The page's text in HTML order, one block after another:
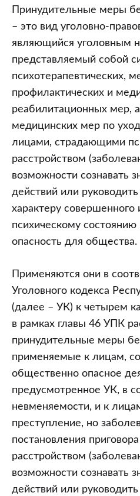
безопасности
лечения”
Уголовно-
процессуального
кодекса
Республики
Беларусь
(часть
1)
Принудительные меры
– это вид уголовно-
являющийся уголовным
представляемый собой
психотерапевтических,
профилактических и
реабилитационных мер,
медицинских мер по
лицами, страдающими
расстройством
возможности сознавать
действий или
характеру
психическому
опасность для общества.
Применяются они в
Уголовного кодекса
(далее – УК) к четырем
в рамках главы 46 УПК
принудительные меры
применяемые к лицам,
общественно опасное
предусмотренное УК, в
невменяемости, и к
преступление, но
постановления
расстройством
возможности сознавать
действий или